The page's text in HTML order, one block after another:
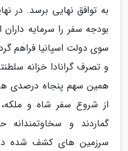
به توافق نهایی برسد. در
بودجه سفر را سرمایه داران
سوی دولت اسپانیا فراهم
و تصرف گرانادا خزانه
همین سهم پنجاه درصدی
از شروع سفر شاه و ملکه،
گماردند و
سرزمین های کشف شده